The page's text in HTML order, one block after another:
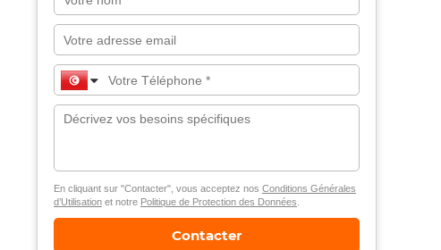
En cliquant sur "Contacter", vous acceptez nos Conditions Générales
d’Utilisationet notre Politique de Protection des Données
Contacter